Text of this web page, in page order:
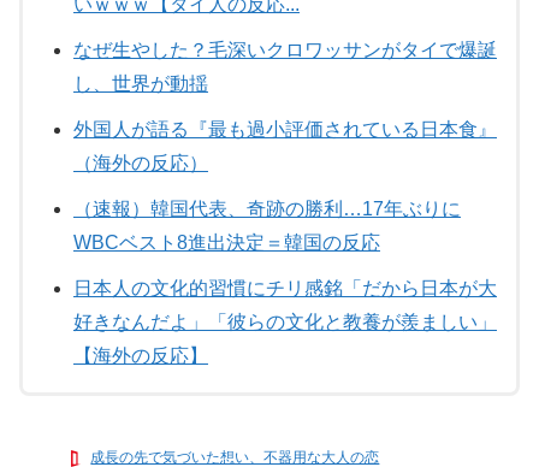
なぜ生やした？毛深いクロワッサンがタイで爆誕
し、世界が動揺
外国人が語る『最も過小評価されている日本食』
（海外の反応）
（速報）韓国代表、奇跡の勝利…17年ぶりに
WBCベスト8進出決定＝韓国の反応
日本人の文化的習慣にチリ感銘「だから日本が大
好きなんだよ」「彼らの文化と教養が羨ましい」
【海外の反応】
成長の先で気づいた想い、不器用な大人の恋